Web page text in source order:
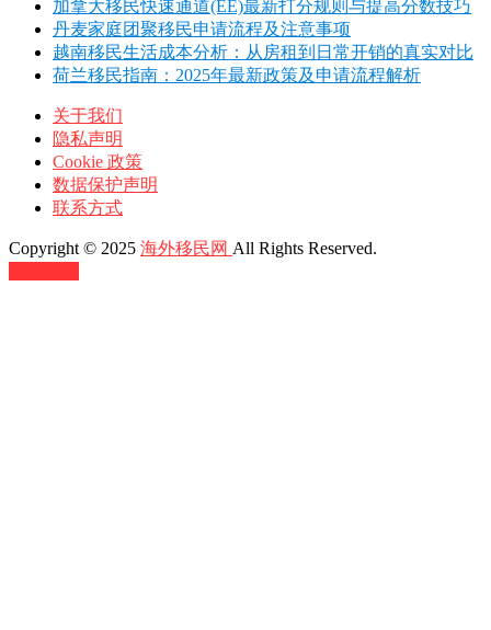
加拿大移民快速通道(EE)最新打分规则与提高分数技巧
丹麦家庭团聚移民申请流程及注意事项
越南移民生活成本分析：从房租到日常开销的真实对比
荷兰移民指南：2025年最新政策及申请流程解析
关于我们
隐私声明
Cookie 政策
数据保护声明
联系方式
Copyright © 2025 海外移民网 All Rights Reserved.